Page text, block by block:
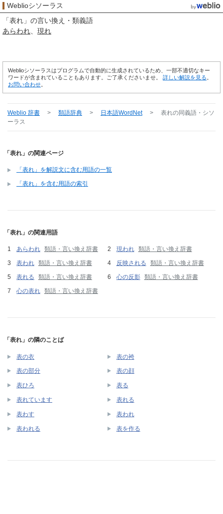
Weblioシソーラス
「表れ 」の言い換え・類義語
あらわれ
現れ
Weblioシソーラスはプログラムで自動的に生成されているため、一部不適切なキー
ワードが含まれていることもあります。ご了承くださいませ。 詳しい解説を見る
お問い合わせ
Weblio 辞書 > 類語辞典 > 日本語WordNet > 表れの同義語・シソ
ーラス
「表れ」の関連ページ
「表れ」を解説文に含む用語の一覧
「表れ」を含む用語の索引
「表れ」の関連用語
あらわれ 類語・言い換え辞書 現われ 類語・言い換え辞書
表われ 類語・言い換え辞書 反映される
類語・言い換え辞書
表れる
類語・言い換え辞書 心の反影 類語・言い換え辞書
心の表れ 類語・言い換え辞書
「表れ」の隣のことば
表の衣 表の袴
表の部分 表の顔
表ひろ 表る
表れています 表れる
表わす 表われ
表われる 表を作る